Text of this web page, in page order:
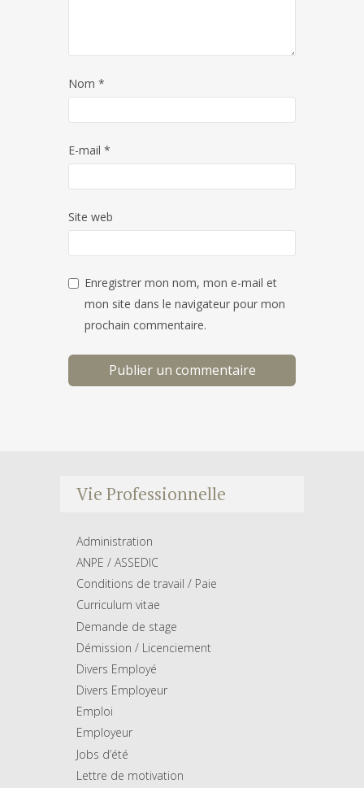
Nom *
E-mail *
Site web
Enregistrer mon nom, mon e-mail et
mon site dans le navigateur pour mon
prochain commentaire.
Vie Professionnelle
Administration
ANPE / ASSEDIC
Conditions de travail / Paie
Curriculum vitae
Demande de stage
Démission / Licenciement
Divers Employé
Divers Employeur
Emploi
Employeur
Jobs d’été
Lettre de motivation